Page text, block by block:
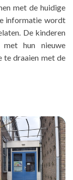
met de huidige
informatie wordt
De kinderen
hun nieuwe
te draaien met de